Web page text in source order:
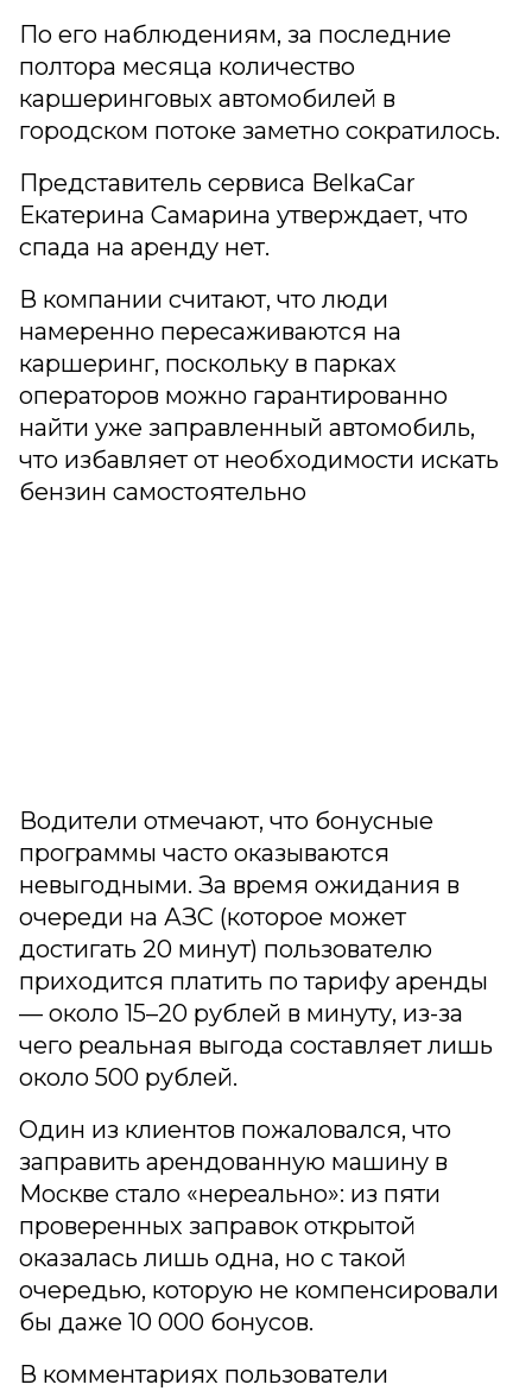
По его наблюдениям, за последние
полтора месяца количество
каршеринговых автомобилей в
городском потоке заметно сократилось.
Представитель сервиса BelkaCar
Екатерина Самарина утверждает, что
спада на аренду нет.
В компании считают, что люди
намеренно пересаживаются на
каршеринг, поскольку в парках
операторов можно гарантированно
найти уже заправленный автомобиль,
что избавляет от необходимости искать
бензин самостоятельно
Водители отмечают, что бонусные
программы часто оказываются
невыгодными. За время ожидания в
очереди на АЗС (которое может
достигать 20 минут) пользователю
приходится платить по тарифу аренды
— около 15–20 рублей в минуту, из-за
чего реальная выгода составляет лишь
около 500 рублей.
Один из клиентов пожаловался, что
заправить арендованную машину в
Москве стало «нереально»: из пяти
проверенных заправок открытой
оказалась лишь одна, но с такой
очередью, которую не компенсировали
бы даже 10 000 бонусов.
В комментариях пользователи